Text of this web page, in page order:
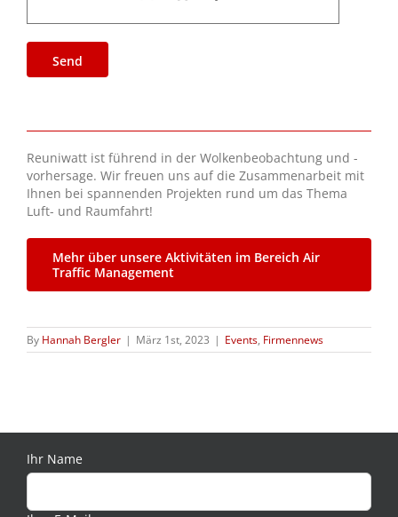
Reuniwatt ist führend in der Wolkenbeobachtung und -
vorhersage. Wir freuen uns auf die Zusammenarbeit mit
Ihnen bei spannenden Projekten rund um das Thema
Luft- und Raumfahrt!
Mehr über unsere Aktivitäten im Bereich Air
Traffic Management
By Hannah Bergler | März 1st, 2023 | Events, Firmennews
Ihr Name